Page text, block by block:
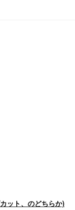
ット、のどちらか)